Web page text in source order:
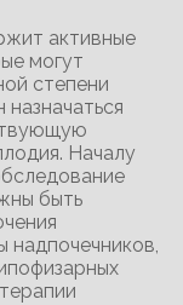
активные
могут
степени
Началу
быть
надпочечников,